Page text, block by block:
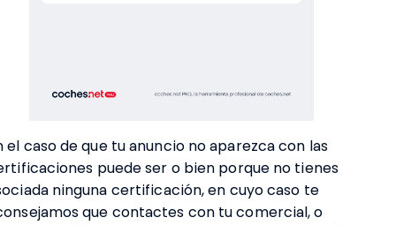
el caso de que tu anuncio no aparezca con las
puede ser o bien porque no tienes
ninguna certificación, en cuyo caso te
que contactes con tu comercial, o